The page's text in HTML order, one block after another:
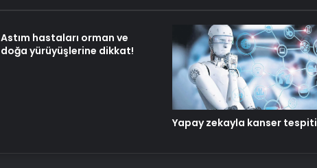
Astım hastaları orman ve
doğa yürüyüşlerine dikkat!
Yapay zekayla kanser tespiti